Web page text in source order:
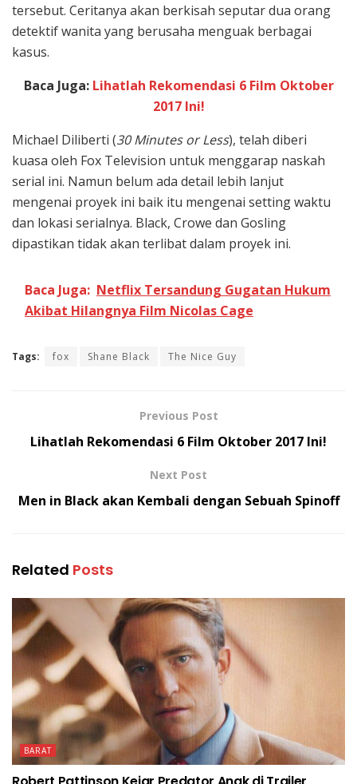
tersebut. Ceritanya akan berkisah seputar dua orang
detektif wanita yang berusaha menguak berbagai
kasus.
Baca Juga: Lihatlah Rekomendasi 6 Film Oktober
2017 Ini!
Michael Diliberti (30 Minutes or Less), telah diberi
kuasa oleh Fox Television untuk menggarap naskah
serial ini. Namun belum ada detail lebih lanjut
mengenai proyek ini baik itu mengenai setting waktu
dan lokasi serialnya. Black, Crowe dan Gosling
dipastikan tidak akan terlibat dalam proyek ini.
Baca Juga: Netflix Tersandung Gugatan Hukum
Akibat Hilangnya Film Nicolas Cage
Tags: fox Shane Black The Nice Guy
Previous Post
Lihatlah Rekomendasi 6 Film Oktober 2017 Ini!
Next Post
Men in Black akan Kembali dengan Sebuah Spinoff
Related Posts
BARAT